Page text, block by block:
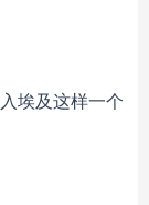
埃及这样一个